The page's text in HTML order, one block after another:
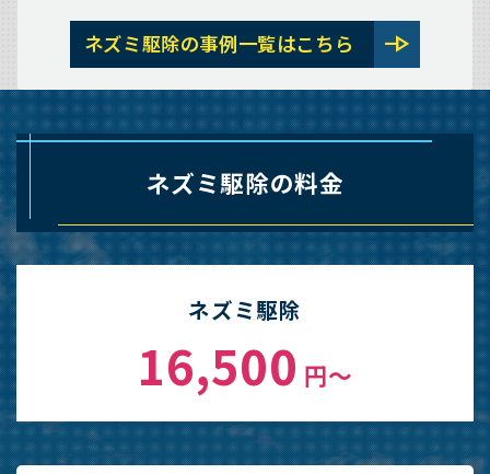
ネズミ駆除の事例一覧はこちら line_end_arrow
ネズミ駆除の料金
ネズミ駆除
16,500 円〜